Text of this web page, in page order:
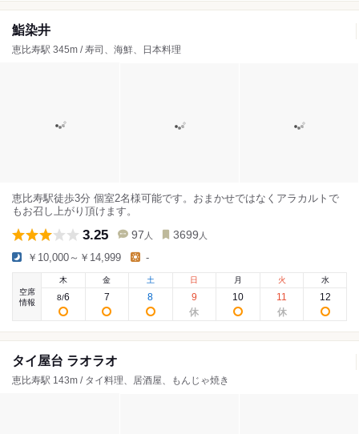
鮨染井
恵比寿駅 345m / 寿司、海鮮、日本料理
恵比寿駅徒歩3分 個室2名様可能です。おまかせではなくアラカルトで
もお召し上がり頂けます。
3.25 97 人 3699 人
￥10,000～￥14,999 -
空席
情報
木
8/6
金
7
土
8
日
9
月
10
火
11
水
12
タイ屋台 ラオラオ
恵比寿駅 143m / タイ料理、居酒屋、もんじゃ焼き